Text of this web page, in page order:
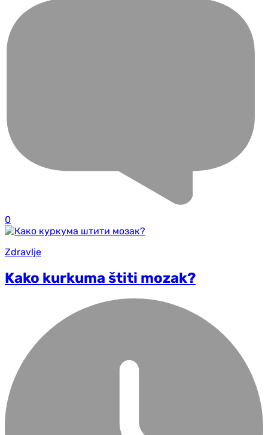
0
Zdravlje
Kako kurkuma štiti mozak?